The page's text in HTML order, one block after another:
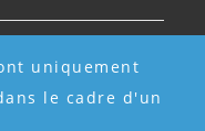
uniquement
le cadre d'un
908 216 955 00017 -